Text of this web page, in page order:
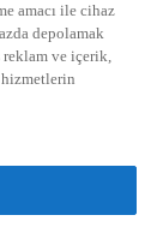
amacı ile cihaz
depolamak
ve içerik,
hizmetlerin